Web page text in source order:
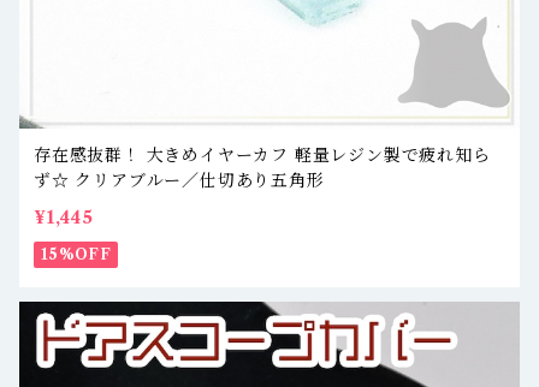
存在感抜群！ 大きめイヤーカフ 軽量レジン製で疲れ知ら
ず☆ クリアブルー／仕切あり五角形
¥1,445
15%OFF